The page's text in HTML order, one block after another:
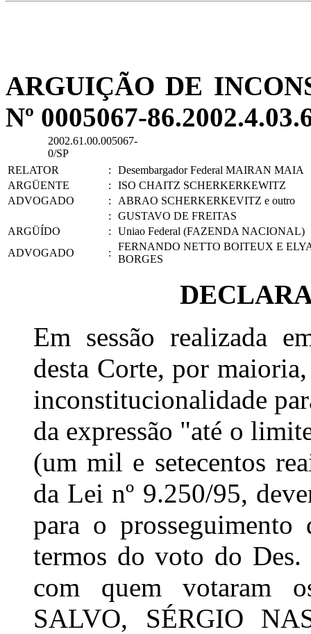
ARGUIÇÃO DE
Nº 0005067-
2002.61.00.005067-
0/SP
RELATOR
:
Desembargador Federal MAIRAN MAIA
ARGÜENTE
:
ISO CHAITZ SCHERKERKEWITZ
ADVOGADO
:
ABRAO SCHERKERKEVITZ e outro
:
GUSTAVO DE FREITAS
ARGÜÍDO
:
Uniao Federal (FAZENDA NACIONAL)
ADVOGADO
:
FERNANDO NETTO BOITEUX E
BORGES
Em sessão realizada
desta Corte, por
inconstitucionalidade
da expressão "até o
(um mil e setecentos
da Lei nº 9.250/95,
para o
termos do voto do
com quem votaram
SALVO, SÉRGIO